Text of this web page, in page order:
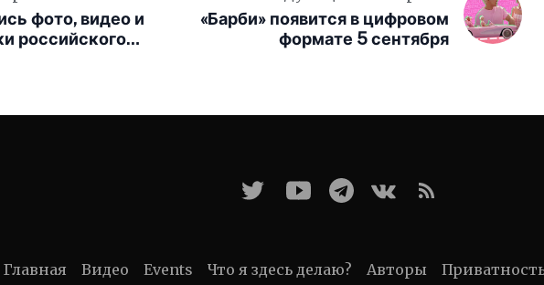
фото, видео и
российского
«Барби» появится в цифровом
формате 5 сентября
Главная Видео Events Что я здесь делаю? Авторы